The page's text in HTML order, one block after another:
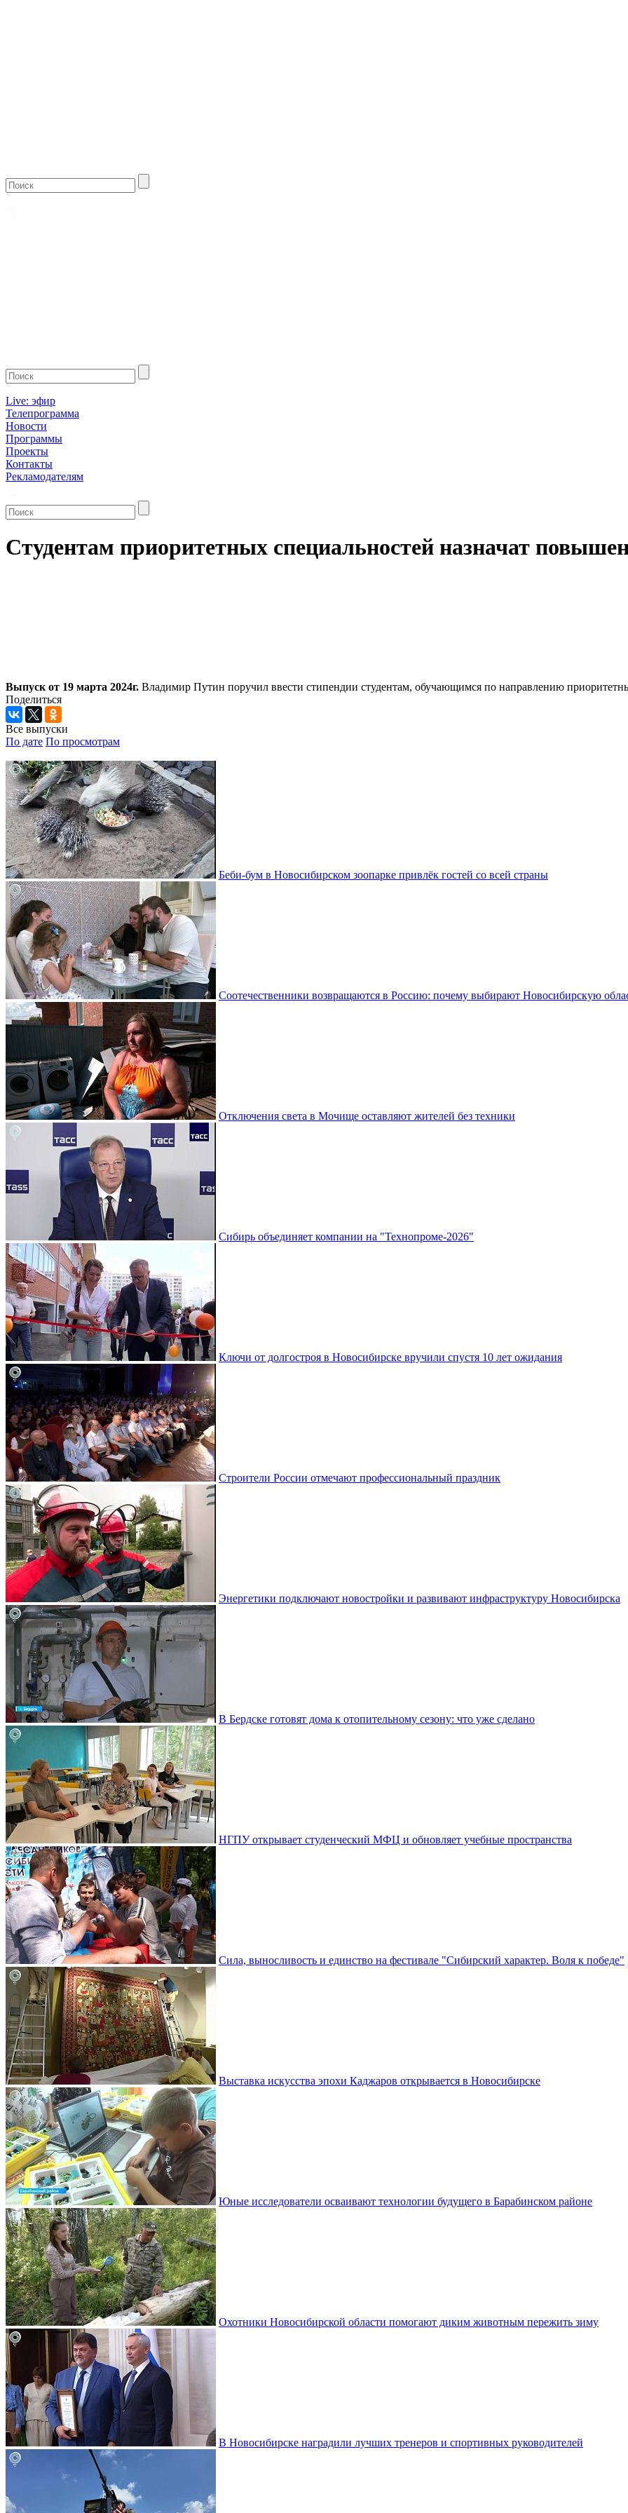
Live: эфир
Телепрограмма
Новости
Программы
Проекты
Контакты
Рекламодателям
Студентам приоритетных специальностей назначат
Выпуск от 19 марта 2024г. Владимир Путин поручил ввести стипендии студентам, обучающимся по направлению
Поделиться
Все выпуски
По дате По просмотрам
Беби-бум в Новосибирском зоопарке привлёк гостей со всей страны
Соотечественники возвращаются в Россию: почему выбирают Новосибирскую
Отключения света в Мочище оставляют жителей без техники
Сибирь объединяет компании на "Технопроме-2026"
Ключи от долгостроя в Новосибирске вручили спустя 10 лет ожидания
Строители России отмечают профессиональный праздник
Энергетики подключают новостройки и развивают инфраструктуру Новосибирска
В Бердске готовят дома к отопительному сезону: что уже сделано
НГПУ открывает студенческий МФЦ и обновляет учебные пространства
Сила, выносливость и единство на фестивале "Сибирский характер. Воля к победе"
Выставка искусства эпохи Каджаров открывается в Новосибирске
Юные исследователи осваивают технологии будущего в Барабинском районе
Охотники Новосибирской области помогают диким животным пережить зиму
В Новосибирске наградили лучших тренеров и спортивных руководителей